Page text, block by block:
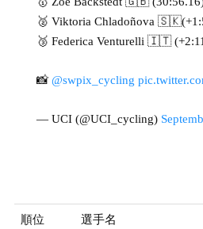
🥈 Viktoria Chladoñova
🥉 Federica Venturelli 🇮🇹
📸@swpix_cycling
— UCI (@UCI_cycling)
順位 選手名